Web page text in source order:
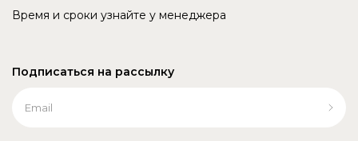
Время и сроки узнайте у менеджера
Подписаться на рассылку